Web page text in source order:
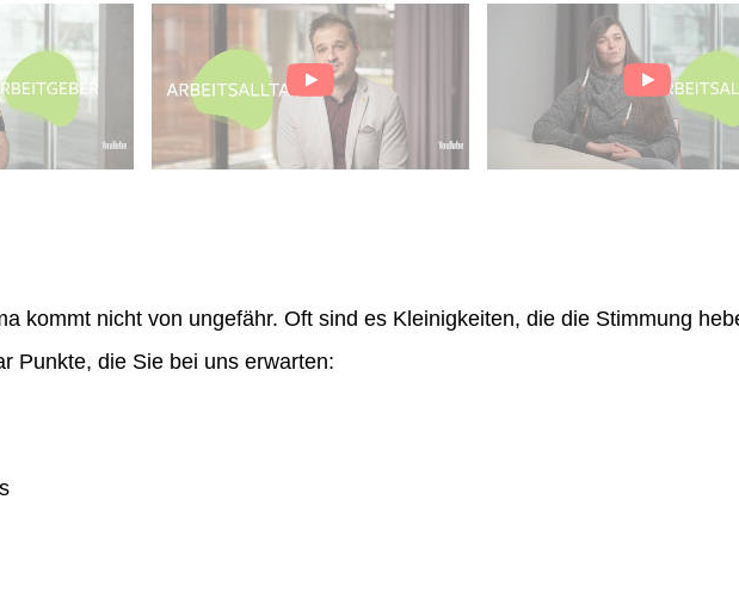
kommt nicht von ungefähr. Oft sind es Kleinigkeiten, die die Stimmung
Punkte, die Sie bei uns erwarten: